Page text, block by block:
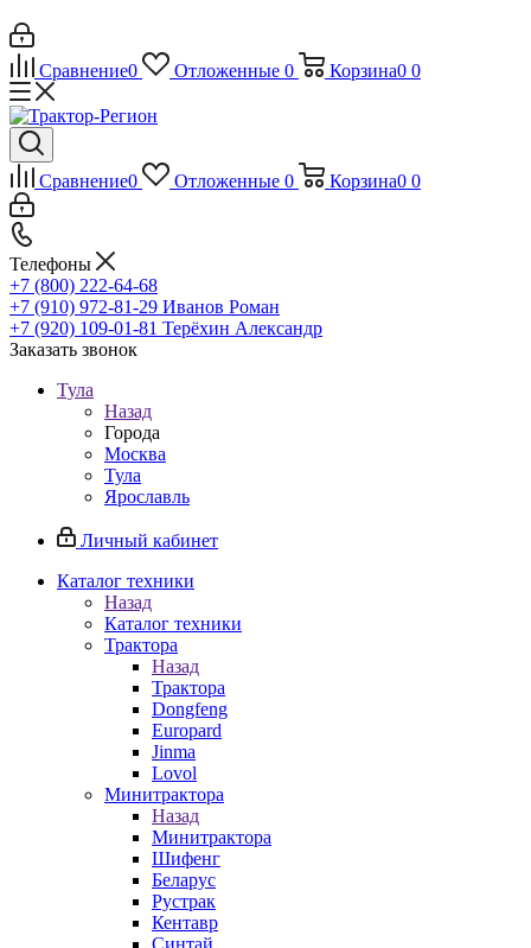
Сравнение0 Отложенные 0 Корзина0 0
Сравнение0 Отложенные 0 Корзина0 0
Телефоны
+7 (800) 222-64-68
+7 (910) 972-81-29 Иванов Роман
+7 (920) 109-01-81 Терёхин Александр
Заказать звонок
Тула
Назад
Города
Москва
Тула
Ярославль
Личный кабинет
Каталог техники
Назад
Каталог техники
Трактора
Назад
Трактора
Dongfeng
Europard
Jinma
Lovol
Минитрактора
Назад
Минитрактора
Шифенг
Беларус
Рустрак
Кентавр
Синтай